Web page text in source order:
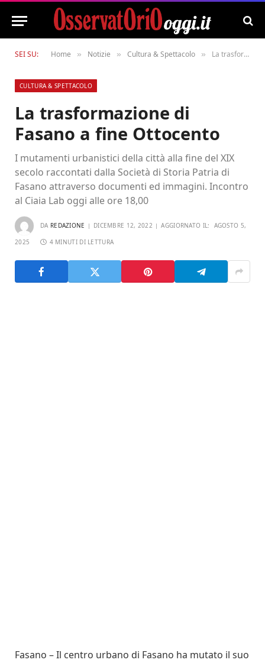
SEI SU: Home » Notizie » Cultura & Spettacolo » La trasformazione di Fasano a fine Ottocento
CULTURA & SPETTACOLO
La trasformazione di
Fasano a fine Ottocento
I mutamenti urbanistici della città alla fine del XIX
secolo raccontati dalla Società di Storia Patria di
Fasano attraverso documenti ed immagini. Incontro
al Ciaia Lab oggi alle ore 18,00
DA REDAZIONE DICEMBRE 12, 2022 AGGIORNATO IL: AGOSTO 5,
2025 4 MINUTI DI LETTURA
Fasano – Il centro urbano di Fasano ha mutato il suo